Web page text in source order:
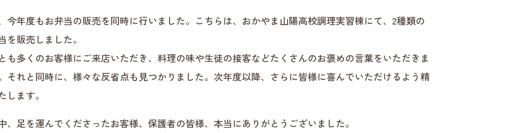
今年度もお弁当の販売を同時に行いました。こちらは、おかやま山陽高校調理実習棟にて、2種類の
を販売しました。
も多くのお客様にご来店いただき、料理の味や生徒の接客などたくさんのお褒めの言葉をいただきま
それと同時に、様々な反省点も見つかりました。次年度以降、さらに皆様に喜んでいただけるよう精
します。
、足を運んでくださったお客様、保護者の皆様、本当にありがとうございました。